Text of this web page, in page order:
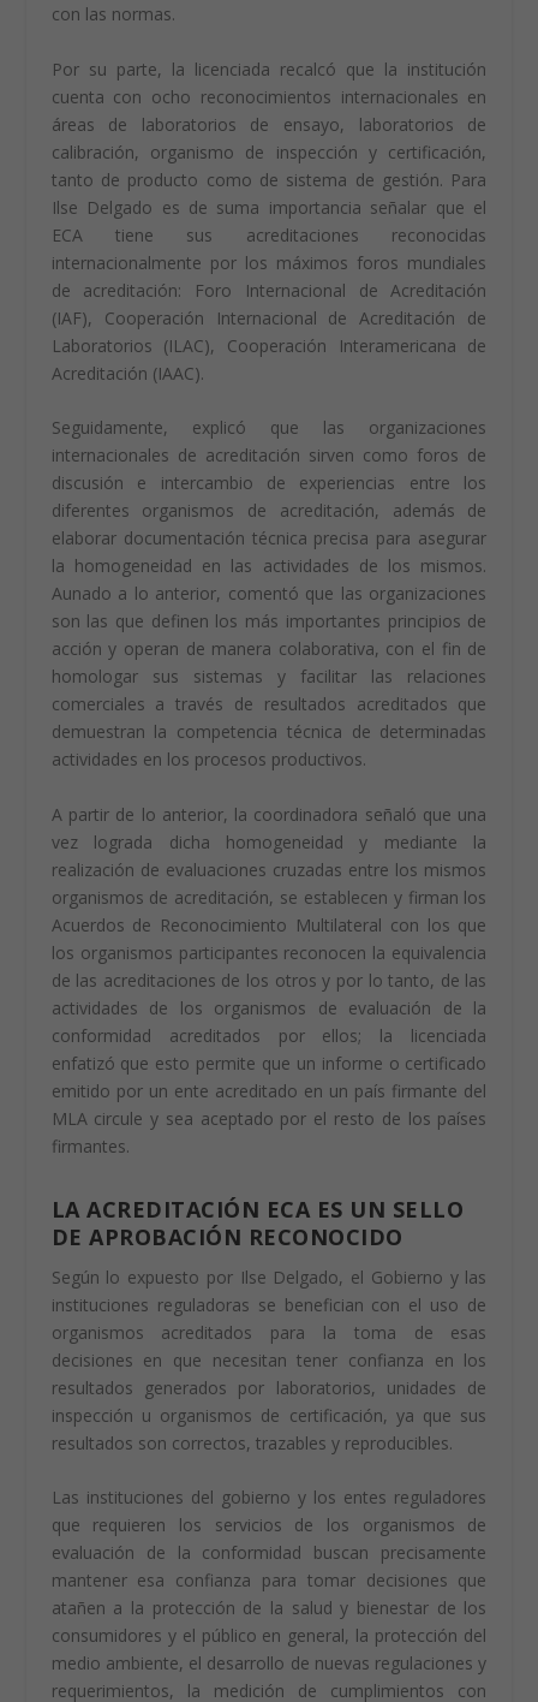
con las normas.
Por su parte, la licenciada recalcó que la institución
cuenta con ocho reconocimientos internacionales en
áreas de laboratorios de ensayo, laboratorios de
calibración, organismo de inspección y certificación,
tanto de producto como de sistema de gestión. Para
Ilse Delgado es de suma importancia señalar que el
ECA tiene sus acreditaciones reconocidas
internacionalmente por los máximos foros mundiales
de acreditación: Foro Internacional de Acreditación
(IAF), Cooperación Internacional de Acreditación de
Laboratorios (ILAC), Cooperación Interamericana de
Acreditación (IAAC).
Seguidamente, explicó que las organizaciones
internacionales de acreditación sirven como foros de
discusión e intercambio de experiencias entre los
diferentes organismos de acreditación, además de
elaborar documentación técnica precisa para asegurar
la homogeneidad en las actividades de los mismos.
Aunado a lo anterior, comentó que las organizaciones
son las que definen los más importantes principios de
acción y operan de manera colaborativa, con el fin de
homologar sus sistemas y facilitar las relaciones
comerciales a través de resultados acreditados que
demuestran la competencia técnica de determinadas
actividades en los procesos productivos.
A partir de lo anterior, la coordinadora señaló que una
vez lograda dicha homogeneidad y mediante la
realización de evaluaciones cruzadas entre los mismos
organismos de acreditación, se establecen y firman los
Acuerdos de Reconocimiento Multilateral con los que
los organismos participantes reconocen la equivalencia
de las acreditaciones de los otros y por lo tanto, de las
actividades de los organismos de evaluación de la
conformidad acreditados por ellos; la licenciada
enfatizó que esto permite que un informe o certificado
emitido por un ente acreditado en un país firmante del
MLA circule y sea aceptado por el resto de los países
firmantes.
LA ACREDITACIÓN ECA ES UN SELLO
DE APROBACIÓN RECONOCIDO
Según lo expuesto por Ilse Delgado, el Gobierno y las
instituciones reguladoras se benefician con el uso de
organismos acreditados para la toma de esas
decisiones en que necesitan tener confianza en los
resultados generados por laboratorios, unidades de
inspección u organismos de certificación, ya que sus
resultados son correctos, trazables y reproducibles.
Las instituciones del gobierno y los entes reguladores
que requieren los servicios de los organismos de
evaluación de la conformidad buscan precisamente
mantener esa confianza para tomar decisiones que
atañen a la protección de la salud y bienestar de los
consumidores y el público en general, la protección del
medio ambiente, el desarrollo de nuevas regulaciones y
requerimientos, la medición de cumplimientos con